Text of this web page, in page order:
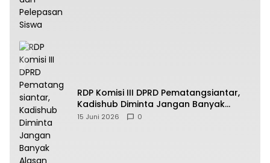
RDP Komisi III DPRD Pematangsiantar,
Kadishub Diminta Jangan Banyak
Alasan
15 Juni 2026 0